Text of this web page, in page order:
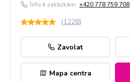
Info k zakázkám: +420 778 759 708
(1228)
Zavolat
Mapa centra